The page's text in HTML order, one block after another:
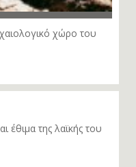
χώρο του